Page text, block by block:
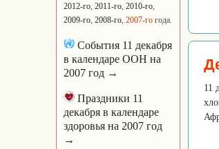
2012-го, 2011-го, 2010-го,
2009-го, 2008-го, 2007-го года.
События 11 декабря
в календаре ООН на
2007 год →
Праздники 11
декабря в календаре
здоровья на 2007 год
→
11